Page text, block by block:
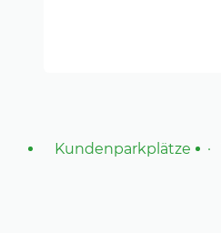
Kundenparkplätze